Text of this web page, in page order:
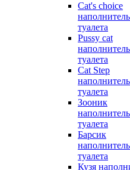
Cat's choice
туалета
Pussy cat
туалета
Cat Step
туалета
Зооник
туалета
Барсик
туалета
Кузя